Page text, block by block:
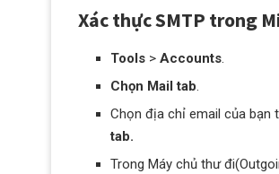
Xác thực SMTP trong
Tools > Accounts.
Chọn Mail tab.
Chọn địa chỉ email của bạn
tab.
Trong Máy chủ thư